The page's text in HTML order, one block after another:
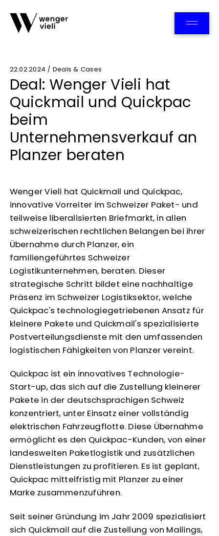
22.02.2024 / Deals & Cases
Deal: Wenger Vieli hat
Quickmail und Quickpac
beim
Unternehmensverkauf an
Planzer beraten
Wenger Vieli hat Quickmail und Quickpac,
innovative Vorreiter im Schweizer Paket- und
teilweise liberalisierten Briefmarkt, in allen
schweizerischen rechtlichen Belangen bei ihrer
Übernahme durch Planzer, ein
familiengeführtes Schweizer
Logistikunternehmen, beraten. Dieser
strategische Schritt bildet eine nachhaltige
Präsenz im Schweizer Logistiksektor, welche
Quickpac's technologiegetriebenen Ansatz für
kleinere Pakete und Quickmail's spezialisierte
Postverteilungsdienste mit den umfassenden
logistischen Fähigkeiten von Planzer vereint.
Quickpac ist ein innovatives Technologie-
Start-up, das sich auf die Zustellung kleinerer
Pakete in der deutschsprachigen Schweiz
konzentriert, unter Einsatz einer vollständig
elektrischen Fahrzeugflotte. Diese Übernahme
ermöglicht es den Quickpac-Kunden, von einer
landesweiten Paketlogistik und zusätzlichen
Dienstleistungen zu profitieren. Es ist geplant,
Quickpac mittelfristig mit Planzer zu einer
Marke zusammenzuführen.
Seit seiner Gründung im Jahr 2009 spezialisiert
sich Quickmail auf die Zustellung von Mailings,